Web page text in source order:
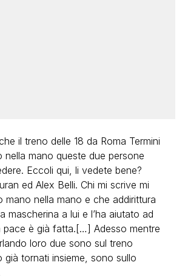
il treno delle 18 da Roma Termini
nella mano queste due persone
Eccoli qui, li vedete bene?
ed Alex Belli. Chi mi scrive mi
mano nella mano e che addirittura
mascherina a lui e l’ha aiutato ad
pace è già fatta.[…] Adesso mentre
loro due sono sul treno
già tornati insieme, sono sullo